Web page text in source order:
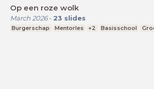
Op een roze wolk
March 2026- 23 slides
Burgerschap Mentorles +2 Basisschool